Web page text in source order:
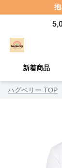
新着商品
ハグベリー TOP